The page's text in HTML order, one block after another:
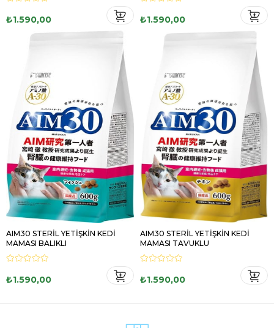
₺1.590,00 ₺1.590,00
AIM30 STERİL YETİŞKİN KEDİ
MAMASI BALIKLI
₺1.590,00
AIM30 STERİL YETİŞKİN KEDİ
MAMASI TAVUKLU
₺1.590,00